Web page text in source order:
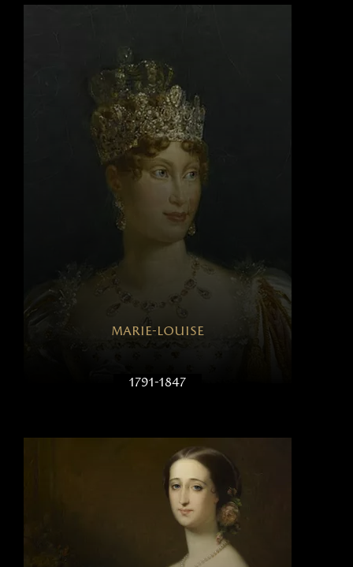
marie-louise
1791-1847